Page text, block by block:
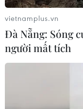
vietnamplus.vn
Đà Nẵng: Sóng
người mất tích